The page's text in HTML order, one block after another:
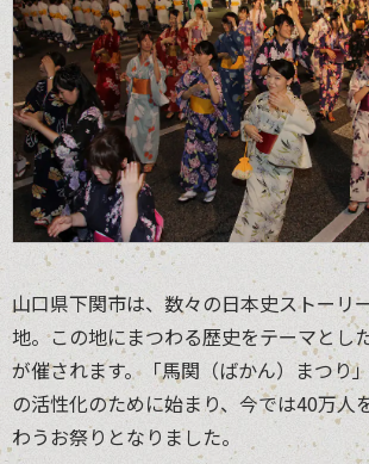
山口県下関市は、数々の日本史ストーリ
地。この地にまつわる歴史をテーマとし
が催されます。「馬関（ばかん）まつり
の活性化のために始まり、今では40万人
わうお祭りとなりました。